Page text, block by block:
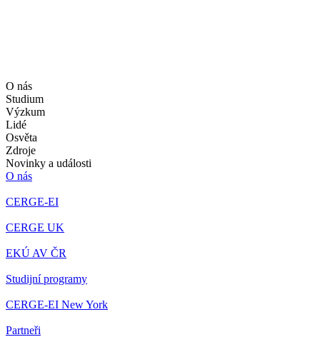
O nás
Studium
Výzkum
Lidé
Osvěta
Zdroje
Novinky a události
O nás
CERGE-EI
CERGE UK
EKÚ AV ČR
Studijní programy
CERGE-EI New York
Partneři